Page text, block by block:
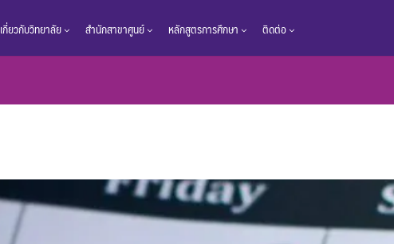
เกี่ยวกับวิทยาลัย สำนักสาขาศูนย์ หลักสูตรการศึกษา ติดต่อ